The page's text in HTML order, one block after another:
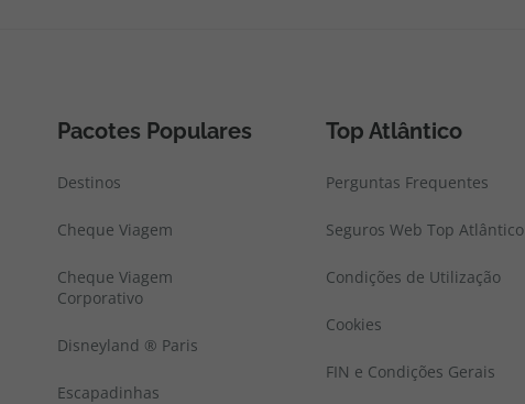
Pacotes Populares
Destinos
Cheque Viagem
Cheque Viagem
Corporativo
Disneyland ® Paris
Escapadinhas
Top Atlântico
Perguntas Frequentes
Seguros Web Top Atlântico
Condições de Utilização
Cookies
FIN e Condições Gerais